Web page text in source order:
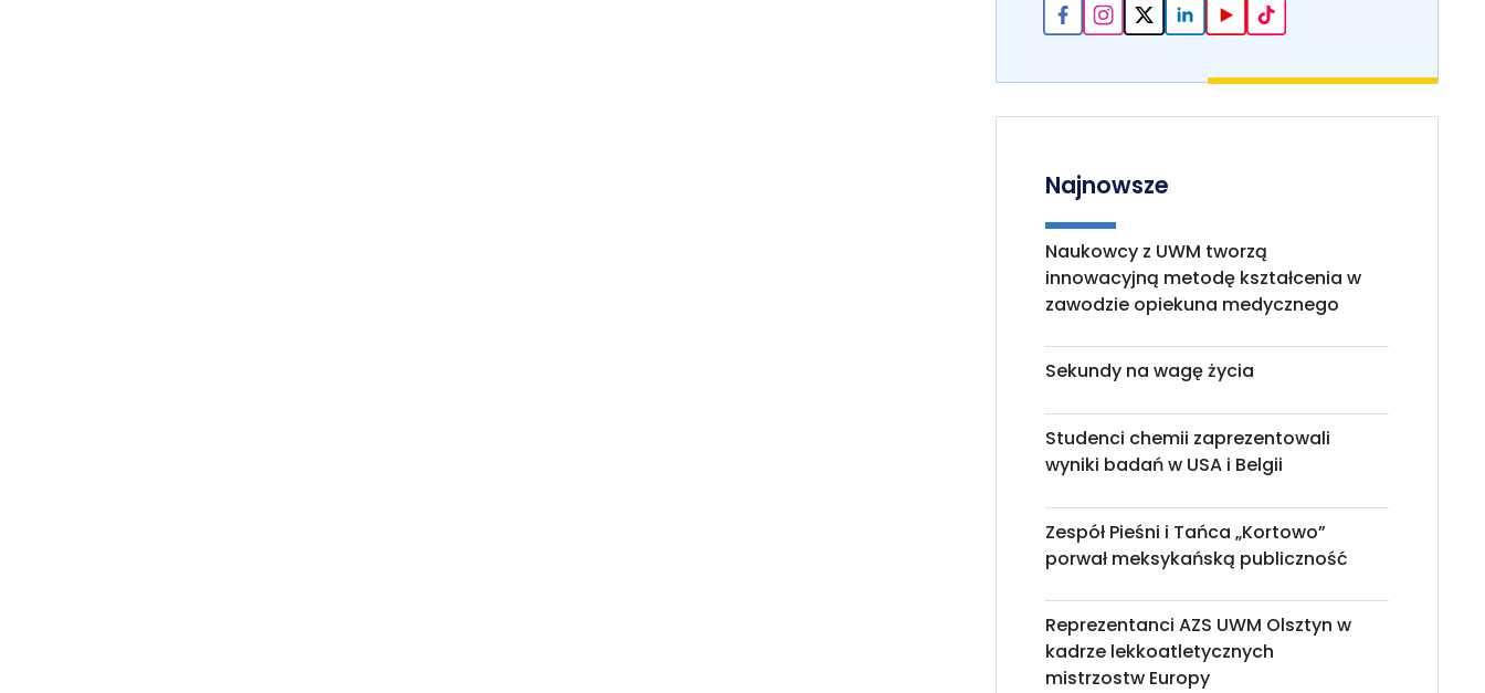
Najnowsze
Naukowcy z UWM tworzą
innowacyjną metodę kształcenia w
zawodzie opiekuna medycznego
Sekundy na wagę życia
Studenci chemii zaprezentowali
wyniki badań w USA i Belgii
Zespół Pieśni i Tańca „Kortowo”
porwał meksykańską publiczność
Reprezentanci AZS UWM Olsztyn w
kadrze lekkoatletycznych
mistrzostw Europy